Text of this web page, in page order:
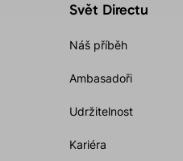
Svět Directu
Náš příběh
Ambasadoři
Udržitelnost
Kariéra